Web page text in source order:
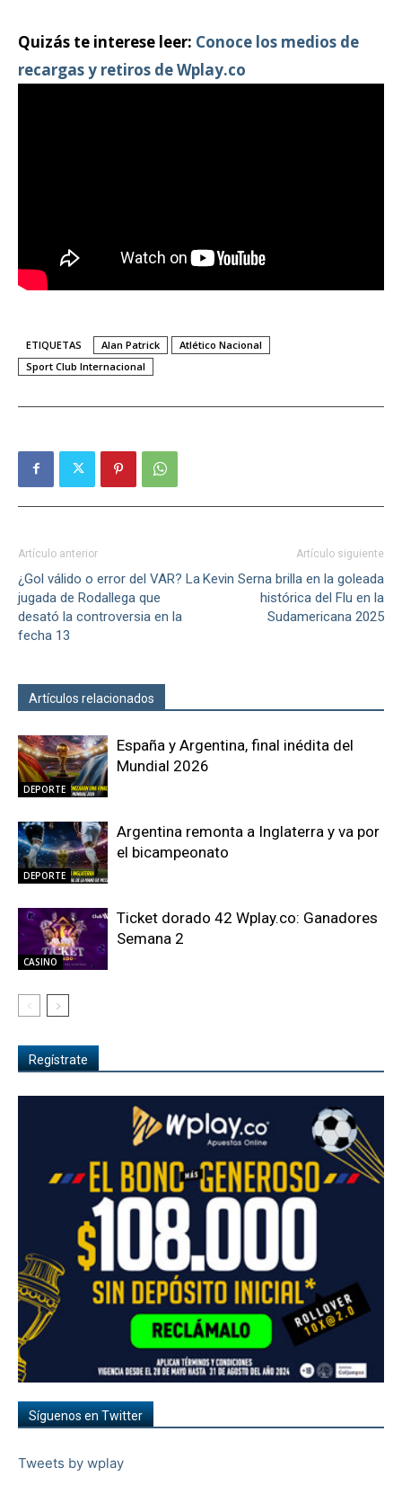
Quizás te interese leer: Conoce los medios de
recargas y retiros de Wplay.co
ETIQUETAS Alan Patrick
Atlético Nacional
Sport Club Internacional
Artículo anterior
¿Gol válido o error del VAR? La
jugada de Rodallega que
desató la controversia en la
fecha 13
Artículo siguiente
Kevin Serna brilla en la goleada
histórica del Flu en la
Sudamericana 2025
Artículos relacionados
DEPORTE
España y Argentina, final inédita del
Mundial 2026
DEPORTE
Argentina remonta a Inglaterra y va por
el bicampeonato
CASINO
Ticket dorado 42 Wplay.co: Ganadores
Semana 2
Regístrate
Síguenos en Twitter
Tweets by wplay